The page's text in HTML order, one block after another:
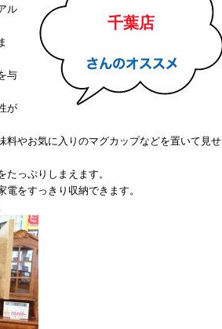
千葉店
ル
与
が
料やお気に入りのマグカップなどを置いて見せ
っぷりしまえます。
をすっきり収納できます。